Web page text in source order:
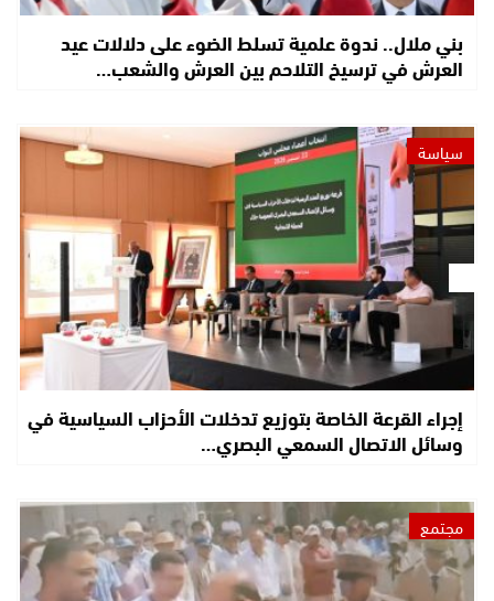
بني ملال.. ندوة علمية تسلط الضوء على دلالات عيد
العرش في ترسيخ التلاحم بين العرش والشعب…
سياسة
إجراء القرعة الخاصة بتوزيع تدخلات الأحزاب السياسية في
وسائل الاتصال السمعي البصري…
مجتمع